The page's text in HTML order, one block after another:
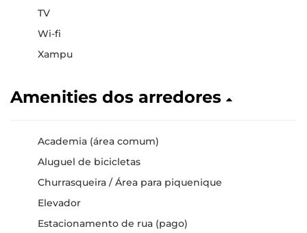
TV
Wi-fi
Xampu
Amenities dos arredores
Academia (área comum)
Aluguel de bicicletas
Churrasqueira / Área para piquenique
Elevador
Estacionamento de rua (pago)